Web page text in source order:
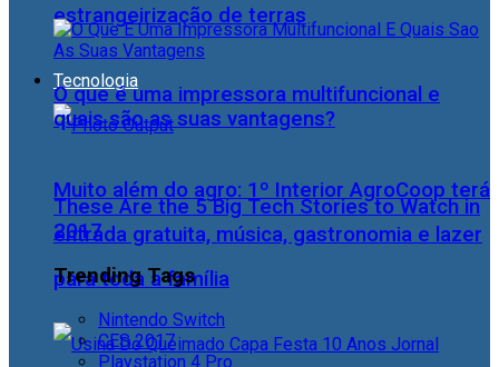
estrangeirização de terras
Tecnologia
Muito além do agro: 1º Interior AgroCoop terá
entrada gratuita, música, gastronomia e lazer
para toda a família
O que é uma impressora multifuncional e
quais são as suas vantagens?
These Are the 5 Big Tech Stories to Watch in
2017
Trending Tags
Nintendo Switch
CES 2017
Playstation 4 Pro